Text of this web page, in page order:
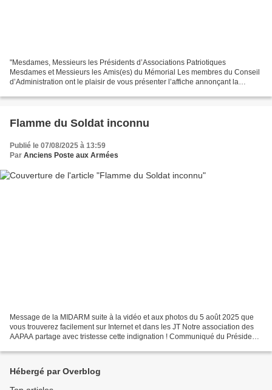
"Mesdames, Messieurs les Présidents d’Associations Patriotiques
Mesdames et Messieurs les Amis(es) du Mémorial Les membres du Conseil
d’Administration ont le plaisir de vous présenter l’affiche annonçant la
Flamme du Soldat inconnu
Publié le 07/08/2025 à 13:59
Par Anciens Poste aux Armées
Message de la MIDARM suite à la vidéo et aux photos du 5 août 2025 que
vous trouverez facilement sur Internet et dans les JT Notre association des
AAPAA partage avec tristesse cette indignation ! Communiqué du Président
Hébergé par Overblog